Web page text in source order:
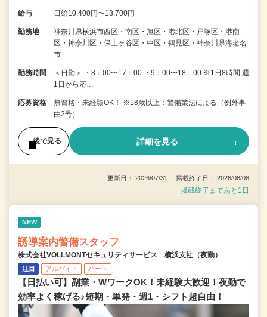
給与 日給10,400円〜13,700円
勤務地
神奈川県横浜市西区・南区・旭区・港北区・戸塚区・港南
区・神奈川区・保土ヶ谷区・中区・鶴見区・神奈川県海老名
市
勤務時間
＜日勤＞ ・8：00〜17：00 ・9：00〜18：00 ※1日8時間 週
1日から応…
応募資格
無資格・未経験OK！ ※18歳以上：警備業法による（例外事
由2号）
後で見る 詳細を見る
更新日： 2026/07/31 掲載終了日： 2026/08/08
掲載終了まであと1日
NEW
誘導案内警備スタッフ
株式会社VOLLMONTセキュリティサービス 横浜支社（夜勤）
注目 アルバイト パート
【日払い可】副業・WワークOK！未経験大歓迎！夜勤で
効率よく稼げる♪短期・単発・週1・シフト超自由！